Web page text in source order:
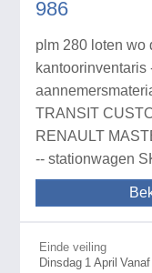
986
plm 280 loten wo
kantoorinventaris
TRANSIT
RENAULT
-- stationwagen
Einde veiling
Dinsdag 1 April